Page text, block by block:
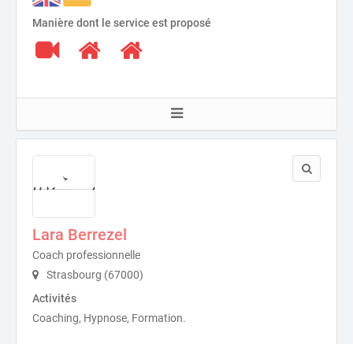
Manière dont le service est proposé
Lara Berrezel
Coach professionnelle
Strasbourg (67000)
Activités
Coaching, Hypnose, Formation.